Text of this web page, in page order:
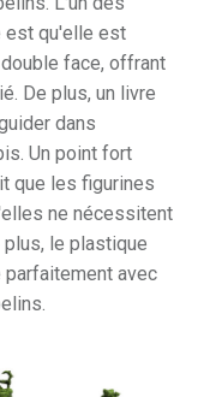
est qu'elle est
face, offrant
De plus, un livre
dans
Un point fort
que les figurines
ne nécessitent
le plastique
avec